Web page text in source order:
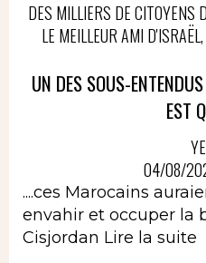
DES MILLIERS DE CITOYENS
LE MEILLEUR AMI
UN DES SOUS-
EST
04/08/
....ces Marocains
envahir et occuper la
Cisjordan Lire la suite